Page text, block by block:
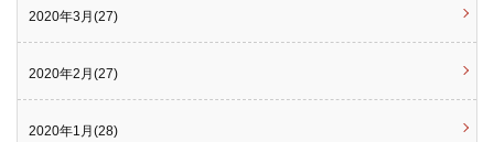
2020年3月(27)
2020年2月(27)
2020年1月(28)